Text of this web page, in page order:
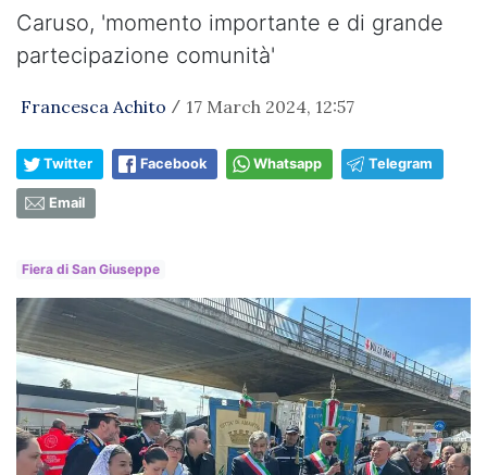
Caruso, 'momento importante e di grande
partecipazione comunità'
Francesca Achito / 17 March 2024, 12:57
Twitter Facebook Whatsapp Telegram
Email
Fiera di San Giuseppe